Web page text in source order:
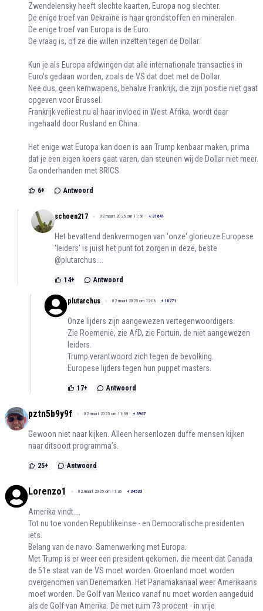
Zwendelensky heeft slechte kaarten, Europa nog slechter.
De enige troef van Oekraïne is haar grondstoffen en mineralen.
De enige troef van Europa is de Euro.
De vraag is, of ze die willen inzetten tegen de Dollar.
Kun je als Europa afdwingen dat alle internationale transacties in
Euro's gedaan worden, zoals de VS dat doet met de Dollar.
Nee dus, geen kernwapens, behalve Frankrijk, die zijn positie niet gaat
opgeven voor Brussel.
Frankrijk verliest nu al haar invloed in West Afrika, wordt daar
ingehaald door Rusland en China.
Het enige wat Europa kan doen is aan Trump kenbaar maken, prima
dat je een eigen koers gaat varen, dan steunen wij de Dollar niet meer.
Ga onderhanden met BRICS.
6+ Antwoord
schoen217 02 maart 2025 om 11:50 + 31641
Het bevattend denkvermogen van 'onze' glorieuze Europese
'leiders' is juist het punt tot zorgen in deze, beste
@plutarchus....
14+ Antwoord
plutarchus 02 maart 2025 om 12:08 + 10271
Onze lijders zijn aangewezen vertegenwoordigers.
Zie Roemenië, zie AfD, zie Fortuin, de niet aangewezen
leiders.
Trump verantwoord zich tegen de bevolking.
Europese lijders tegen hun puppet masters.
17+ Antwoord
pztn5b9y9f 02 maart 2025 om 11:39 + 3967
Gewoon niet naar kijken. Alleen hersenlozen duffe mensen kijken
naar ditsoort programma’s.
25+ Antwoord
Lorenzo1 02 maart 2025 om 11:36 + 34533
Amerika vindt....
Tot nu toe vonden Republikeinse - en Democratische presidenten
iets.
Belang van de navo. Samenwerking met Europa.
Met Trump is er weer een president gekomen, die meent dat Canada
de 51e staat van de VS moet worden. Groenland moet worden
overgenomen van Denemarken. Het Panamakanaal weer Amerikaans
moet worden. De Golf van Mexico vanaf nu moet worden aangeduid
als de Golf van Amerika. De met ruim 73 procent - in vrije